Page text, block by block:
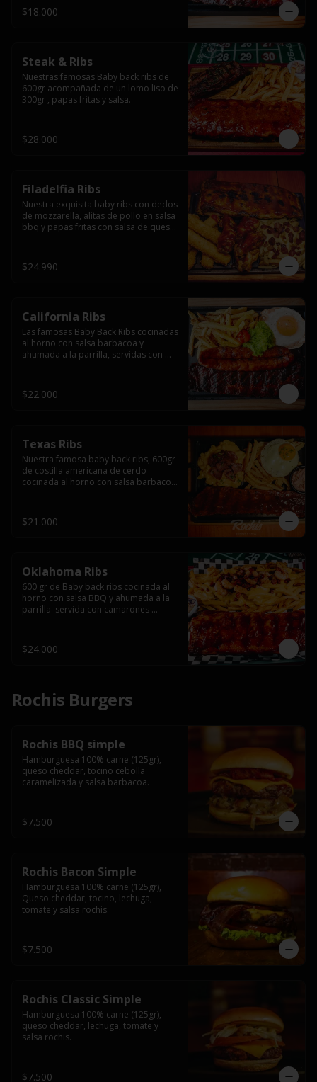
$18.000
Steak & Ribs
Nuestras famosas Baby back ribs de
600gr acompañada de un lomo liso de
300gr , papas fritas y salsa.
$28.000
Filadelfia Ribs
Nuestra exquisita baby ribs con dedos
de mozzarella, alitas de pollo en salsa
bbq y papas fritas con salsa de queso
$24.990
California Ribs
Las famosas Baby Back Ribs cocinadas
al horno con salsa barbacoa y
ahumada a la parrilla, servidas con
$22.000
Texas Ribs
Nuestra famosa baby back ribs, 600gr
de costilla americana de cerdo
cocinada al horno con salsa barbacoa
tocino ahumado laminado, papas
fritas  y un huevo frito.
$21.000
Oklahoma Ribs
600 gr de Baby back ribs cocinada al
horno con salsa BBQ y ahumada a la
parrilla  servida con camarones
$24.000
Rochis Burgers
Rochis BBQ simple
Hamburguesa 100% carne (125gr),
queso cheddar, tocino cebolla
caramelizada y salsa barbacoa.
$7.500
Rochis Bacon Simple
Hamburguesa 100% carne (125gr),
Queso cheddar, tocino, lechuga,
tomate y salsa rochis.
$7.500
Rochis Classic Simple
Hamburguesa 100% carne (125gr),
queso cheddar, lechuga, tomate y
salsa rochis.
$7.500